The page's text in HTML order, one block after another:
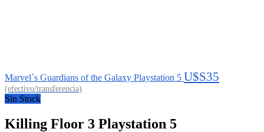
Marvel´s Guardians of the Galaxy Playstation 5 U$S35
Sin Stock
Killing Floor 3 Playstation 5